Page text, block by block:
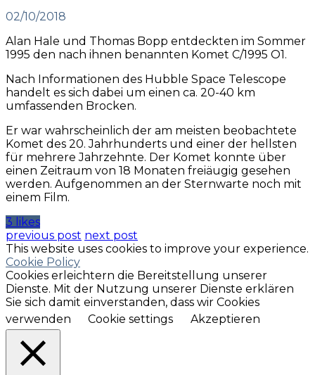
02/10/2018
Alan Hale und Thomas Bopp entdeckten im Sommer
1995 den nach ihnen benannten Komet C/1995 O1.
Nach Informationen des Hubble Space Telescope
handelt es sich dabei um einen ca. 20-40 km
umfassenden Brocken.
Er war wahrscheinlich der am meisten beobachtete
Komet des 20. Jahrhunderts und einer der hellsten
für mehrere Jahrzehnte. Der Komet konnte über
einen Zeitraum von 18 Monaten freiäugig gesehen
werden. Aufgenommen an der Sternwarte noch mit
einem Film.
3 likes
previous post next post
This website uses cookies to improve your experience.
Cookie Policy
Cookies erleichtern die Bereitstellung unserer
Dienste. Mit der Nutzung unserer Dienste erklären
Sie sich damit einverstanden, dass wir Cookies
verwenden
Cookie settings Akzeptieren